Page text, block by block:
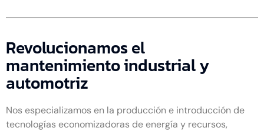
Revolucionamos el
mantenimiento industrial y
automotriz
Nos especializamos en la producción e introducción de
tecnologías economizadoras de energía y recursos,